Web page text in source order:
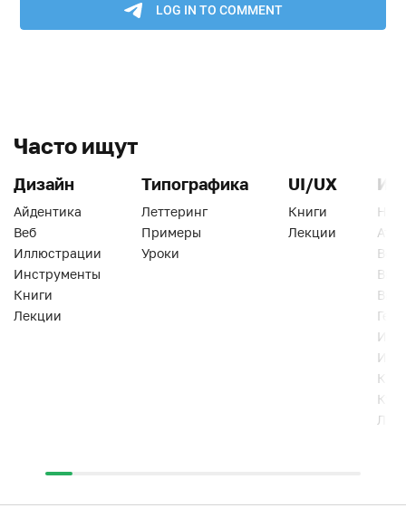
Часто ищут
Дизайн
Айдентика
Веб
Иллюстрации
Инструменты
Книги
Лекции
Типографика
Леттеринг
Примеры
Уроки
UI/UX
Книги
Лекции
Веб